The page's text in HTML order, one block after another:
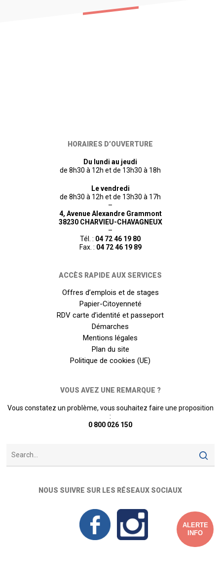
HORAIRES D’OUVERTURE
Du lundi au jeudi
de 8h30 à 12h et de 13h30 à 18h
Le vendredi
de 8h30 à 12h et de 13h30 à 17h
–
4, Avenue Alexandre Grammont
38230 CHARVIEU-CHAVAGNEUX
–
Tél. : 04 72 46 19 80
Fax. : 04 72 46 19 89
ACCÈS RAPIDE AUX SERVICES
Offres d’emplois et de stages
Papier-Citoyenneté
RDV carte d’identité et passeport
Démarches
Mentions légales
Plan du site
Politique de cookies (UE)
VOUS AVEZ UNE REMARQUE ?
Vous constatez un problème, vous souhaitez faire une proposition
:
0 800 026 150
NOUS SUIVRE SUR LES RÉSEAUX SOCIAUX
ALERTE
INFO